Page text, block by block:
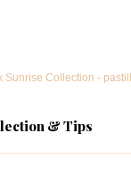
& Tips